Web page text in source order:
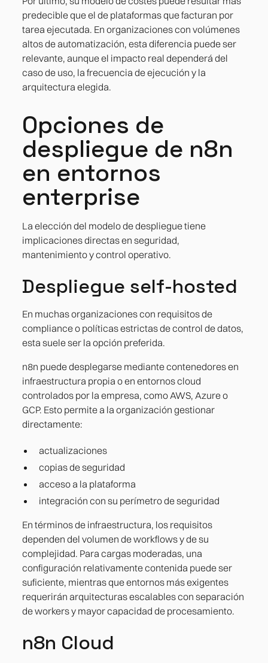
predecible que el de plataformas que facturan por
tarea ejecutada. En organizaciones con volúmenes
altos de automatización, esta diferencia puede ser
relevante, aunque el impacto real dependerá del
caso de uso, la frecuencia de ejecución y la
arquitectura elegida.
Opciones de
despliegue de n8n
en entornos
enterprise
La elección del modelo de despliegue tiene
implicaciones directas en seguridad,
mantenimiento y control operativo.
Despliegue self-hosted
En muchas organizaciones con requisitos de
compliance o políticas estrictas de control de datos,
esta suele ser la opción preferida.
n8n puede desplegarse mediante contenedores en
infraestructura propia o en entornos cloud
controlados por la empresa, como AWS, Azure o
GCP. Esto permite a la organización gestionar
directamente:
actualizaciones
copias de seguridad
acceso a la plataforma
integración con su perímetro de seguridad
En términos de infraestructura, los requisitos
dependen del volumen de workflows y de su
complejidad. Para cargas moderadas, una
configuración relativamente contenida puede ser
suficiente, mientras que entornos más exigentes
requerirán arquitecturas escalables con separación
de workers y mayor capacidad de procesamiento.
n8n Cloud